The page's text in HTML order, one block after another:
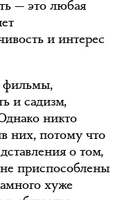
— это любая
и интерес
фильмы,
и садизм,
никто
них, потому что
о том,
приспособлены
хуже